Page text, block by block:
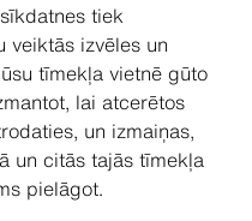
tiek
veiktās izvēles un
tīmekļa vietnē gūto
lai atcerētos
un izmaiņas,
un citās tajās tīmekļa
pielāgot.